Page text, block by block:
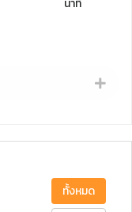
นาที
ทั้งหมด